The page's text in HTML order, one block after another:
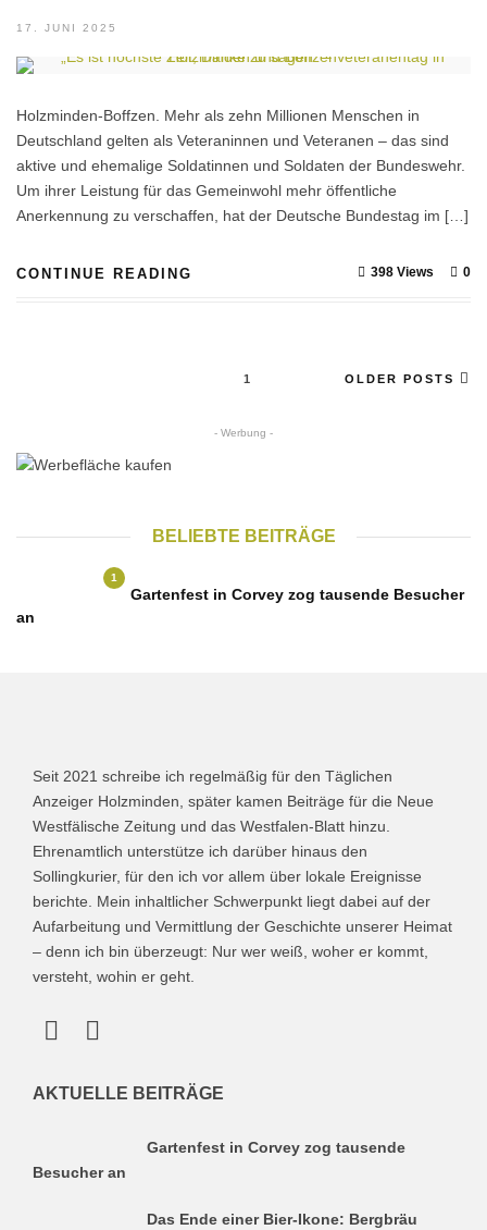
17. JUNI 2025
Holzminden-Boffzen. Mehr als zehn Millionen Menschen in
Deutschland gelten als Veteraninnen und Veteranen – das sind
aktive und ehemalige Soldatinnen und Soldaten der Bundeswehr.
Um ihrer Leistung für das Gemeinwohl mehr öffentliche
Anerkennung zu verschaffen, hat der Deutsche Bundestag im […]
CONTINUE READING 0
398 Views
1 OLDER POSTS
- Werbung -
BELIEBTE BEITRÄGE
1
Gartenfest in Corvey zog tausende Besucher
an
Seit 2021 schreibe ich regelmäßig für den Täglichen
Anzeiger Holzminden, später kamen Beiträge für die Neue
Westfälische Zeitung und das Westfalen-Blatt hinzu.
Ehrenamtlich unterstütze ich darüber hinaus den
Sollingkurier, für den ich vor allem über lokale Ereignisse
berichte. Mein inhaltlicher Schwerpunkt liegt dabei auf der
Aufarbeitung und Vermittlung der Geschichte unserer Heimat
– denn ich bin überzeugt: Nur wer weiß, woher er kommt,
versteht, wohin er geht.
AKTUELLE BEITRÄGE
Gartenfest in Corvey zog tausende
Besucher an
Das Ende einer Bier-Ikone: Bergbräu